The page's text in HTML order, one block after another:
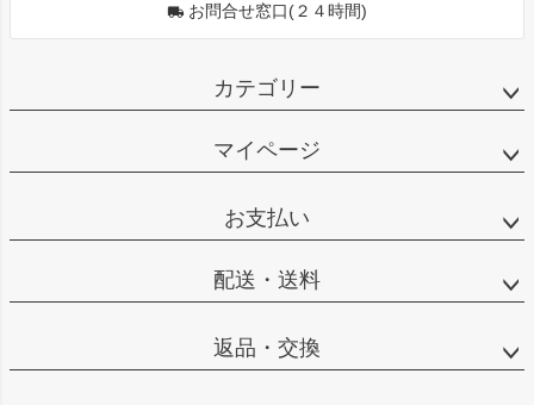
お問合せ窓口(２４時間)
カテゴリー
マイページ
お支払い
配送・送料
返品・交換